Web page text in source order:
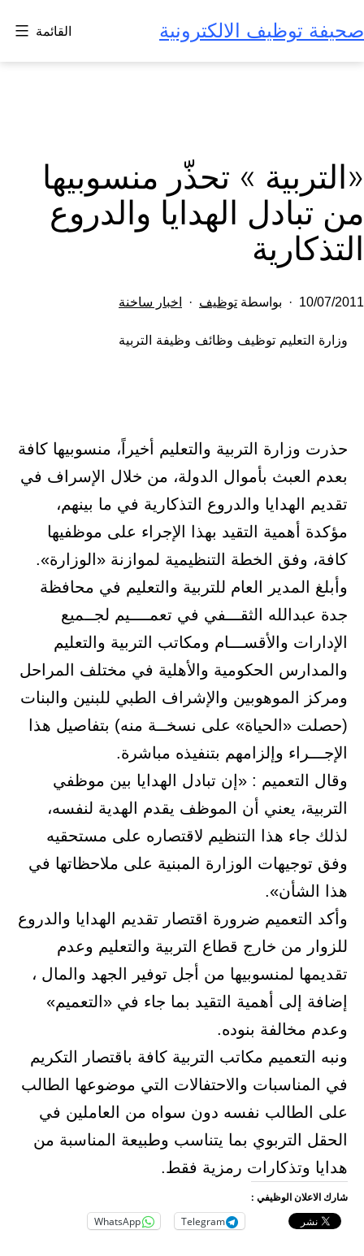
إلى
المحتوى
صحيفة توظيف الالكترونية القائمة
«التربية » تحذّر منسوبيها
من تبادل الهدايا والدروع
التذكارية
تم
في
10/07/2011 بواسطة توظيف
مصنف
اخبار ساخنة
وزارة التعليم توظيف وظائف وظيفة التربية
حذرت وزارة التربية والتعليم أخيراً، منسوبيها كافة
بعدم العبث بأموال الدولة، من خلال الإسراف في
تقديم الهدايا والدروع التذكارية في ما بينهم،
مؤكدة أهمية التقيد بهذا الإجراء على موظفيها
كافة، وفق الخطة التنظيمية لموازنة «الوزارة».
وأبلغ المدير العام للتربية والتعليم في محافظة
جدة عبدالله الثقـــفي في تعمــــيم لجــميع
الإدارات والأقســـام ومكاتب التربية والتعليم
والمدارس الحكومية والأهلية في مختلف المراحل
ومركز الموهوبين والإشراف الطبي للبنين والبنات
(حصلت «الحياة» على نسخــة منه) بتفاصيل هذا
الإجـــراء وإلزامهم بتنفيذه مباشرة.
وقال التعميم : «إن تبادل الهدايا بين موظفي
التربية، يعني أن الموظف يقدم الهدية لنفسه،
لذلك جاء هذا التنظيم لاقتصاره على مستحقيه
وفق توجيهات الوزارة المبنية على ملاحظاتها في
هذا الشأن».
وأكد التعميم ضرورة اقتصار تقديم الهدايا والدروع
للزوار من خارج قطاع التربية والتعليم وعدم
تقديمها لمنسوبيها من أجل توفير الجهد والمال ،
إضافة إلى أهمية التقيد بما جاء في «التعميم»
وعدم مخالفة بنوده.
ونبه التعميم مكاتب التربية كافة باقتصار التكريم
في المناسبات والاحتفالات التي موضوعها الطالب
على الطالب نفسه دون سواه من العاملين في
الحقل التربوي بما يتناسب وطبيعة المناسبة من
هدايا وتذكارات رمزية فقط.
شارك الاعلان الوظيفي :
Telegram
WhatsApp